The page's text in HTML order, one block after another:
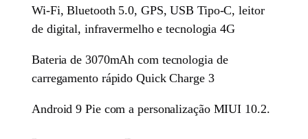
Wi-Fi, Bluetooth 5.0, GPS, USB Tipo-C, leitor
de digital, infravermelho e tecnologia 4G
Bateria de 3070mAh com tecnologia de
carregamento rápido Quick Charge 3
Android 9 Pie com a personalização MIUI 10.2.